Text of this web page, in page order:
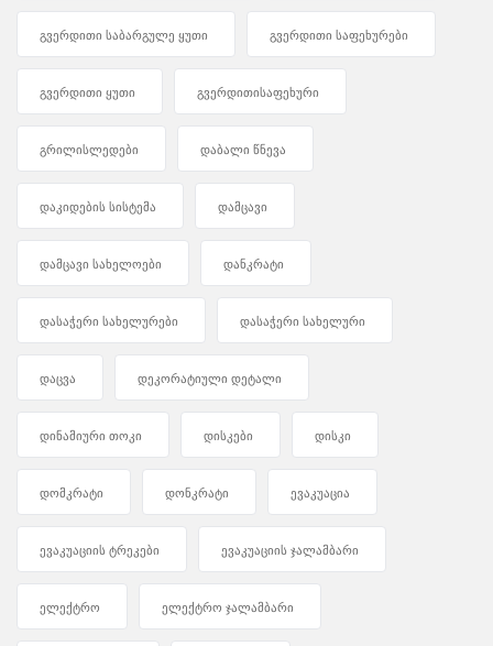
გვერდითი საბარგულე ყუთი გვერდითი საფეხურები
გვერდითი ყუთი გვერდითისაფეხური
გრილისლედები დაბალი წნევა
დაკიდების სისტემა დამცავი
დამცავი სახელოები დანკრატი
დასაჭერი სახელურები დასაჭერი სახელური
დაცვა დეკორატიული დეტალი
დინამიური თოკი დისკები დისკი
დომკრატი დონკრატი ევაკუაცია
ევაკუაციის ტრეკები ევაკუაციის ჯალამბარი
ელექტრო ელექტრო ჯალამბარი